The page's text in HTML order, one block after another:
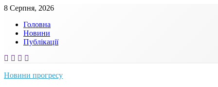
Skip
content
8 Серпня, 2026
Головна
Новини
Публікації
Новини прогресу